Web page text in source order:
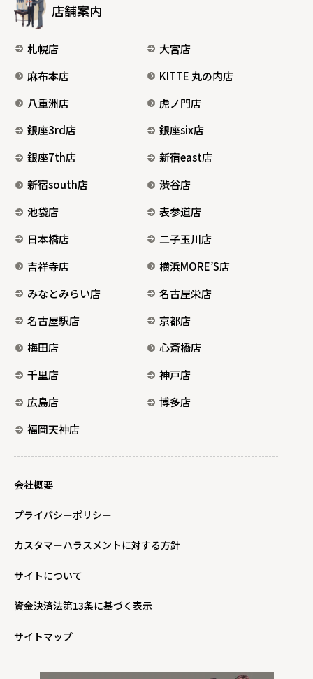
店舗案内
札幌店
大宮店
麻布本店
KITTE 丸の内店
八重洲店
虎ノ門店
銀座3rd店
銀座six店
銀座7th店
新宿east店
新宿south店
渋谷店
池袋店
表参道店
日本橋店
二子玉川店
吉祥寺店
横浜MORE’S店
みなとみらい店
名古屋栄店
名古屋駅店
京都店
梅田店
心斎橋店
千里店
神戸店
広島店
博多店
福岡天神店
会社概要
プライバシーポリシー
カスタマーハラスメントに対する方針
サイトについて
資金決済法第13条に基づく表示
サイトマップ